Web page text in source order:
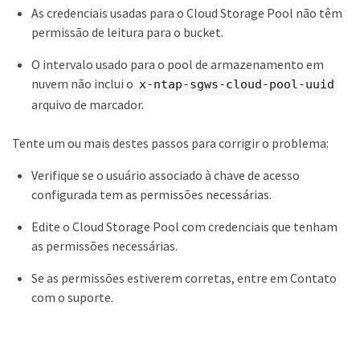
As credenciais usadas para o Cloud Storage Pool não têm
permissão de leitura para o bucket.
O intervalo usado para o pool de armazenamento em
nuvem não inclui o x-ntap-sgws-cloud-pool-uuid
arquivo de marcador.
Tente um ou mais destes passos para corrigir o problema:
Verifique se o usuário associado à chave de acesso
configurada tem as permissões necessárias.
Edite o Cloud Storage Pool com credenciais que tenham
as permissões necessárias.
Se as permissões estiverem corretas, entre em Contato
com o suporte.